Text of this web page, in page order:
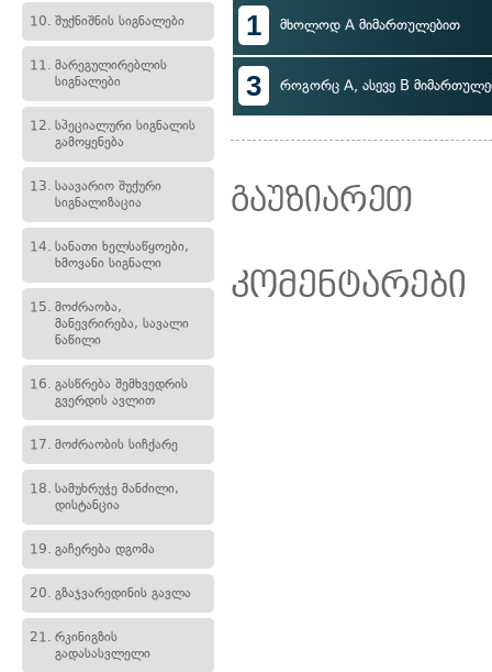
10. შუქნიშნის სიგნალები
11. მარეგულირებლის
სიგნალები
12. სპეციალური სიგნალის
გამოყენება
13. საავარიო შუქური
სიგნალიზაცია
14. სანათი ხელსაწყოები,
ხმოვანი სიგნალი
15. მოძრაობა,
მანევრირება, სავალი
ნაწილი
16. გასწრება შემხვედრის
გვერდის ავლით
17. მოძრაობის სიჩქარე
18. სამუხრუჭე მანძილი,
დისტანცია
19. გაჩერება დგომა
20. გზაჯვარედინის გავლა
21. რკინიგზის
გადასასვლელი
1 მხოლოდ A მიმართულებით
3 როგორც A, ასევე B
გაუზიარეთ
კომენტარები